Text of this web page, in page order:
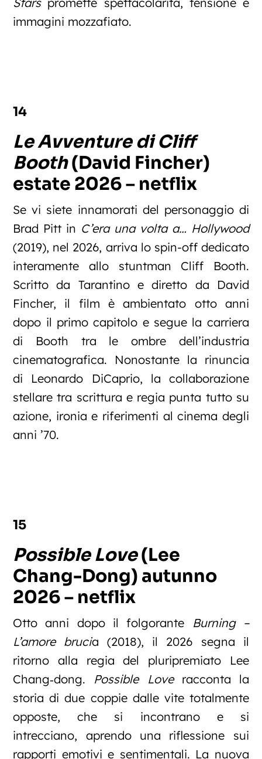
immagini mozzafiato.
14
Le Avventure di Cliff
Booth(David Fincher)
estate 2026 – netflix
Se vi siete innamorati del personaggio di
Brad Pitt in C’era una volta a… Hollywood
(2019), nel 2026, arriva lo spin-off dedicato
interamente allo stuntman Cliff Booth.
Scritto da Tarantino e diretto da David
Fincher, il film è ambientato otto anni
dopo il primo capitolo e segue la carriera
di Booth tra le ombre dell’industria
cinematografica. Nonostante la rinuncia
di Leonardo DiCaprio, la collaborazione
stellare tra scrittura e regia punta tutto su
azione, ironia e riferimenti al cinema degli
anni ’70.
15
Possible Love(Lee
Chang-Dong) autunno
2026 – netflix
Otto anni dopo il folgorante Burning –
L’amore brucia (2018), il 2026 segna il
ritorno alla regia del pluripremiato Lee
Chang‑dong. Possible Loveracconta la
storia di due coppie dalle vite totalmente
opposte, che si incontrano e si
intrecciano, aprendo una riflessione sui
rapporti emotivi e sentimentali. La nuova